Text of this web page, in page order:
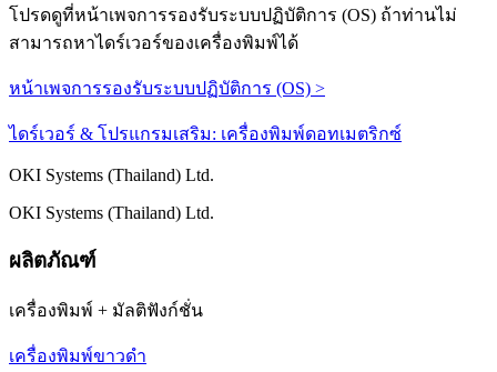
โปรดดูที่หน้าเพจการรองรับระบบปฏิบัติการ (OS) ถ้าท่านไม่
สามารถหาไดร์เวอร์ของเครื่องพิมพ์ได้
หน้าเพจการรองรับระบบปฏิบัติการ (OS) >
ไดร์เวอร์ & โปรแกรมเสริม: เครื่องพิมพ์ดอทเมตริกซ์
OKI Systems (Thailand) Ltd.
OKI Systems (Thailand) Ltd.
ผลิตภัณฑ์
เครื่องพิมพ์ + มัลติฟังก์ชั่น
เครื่องพิมพ์ขาวดำ